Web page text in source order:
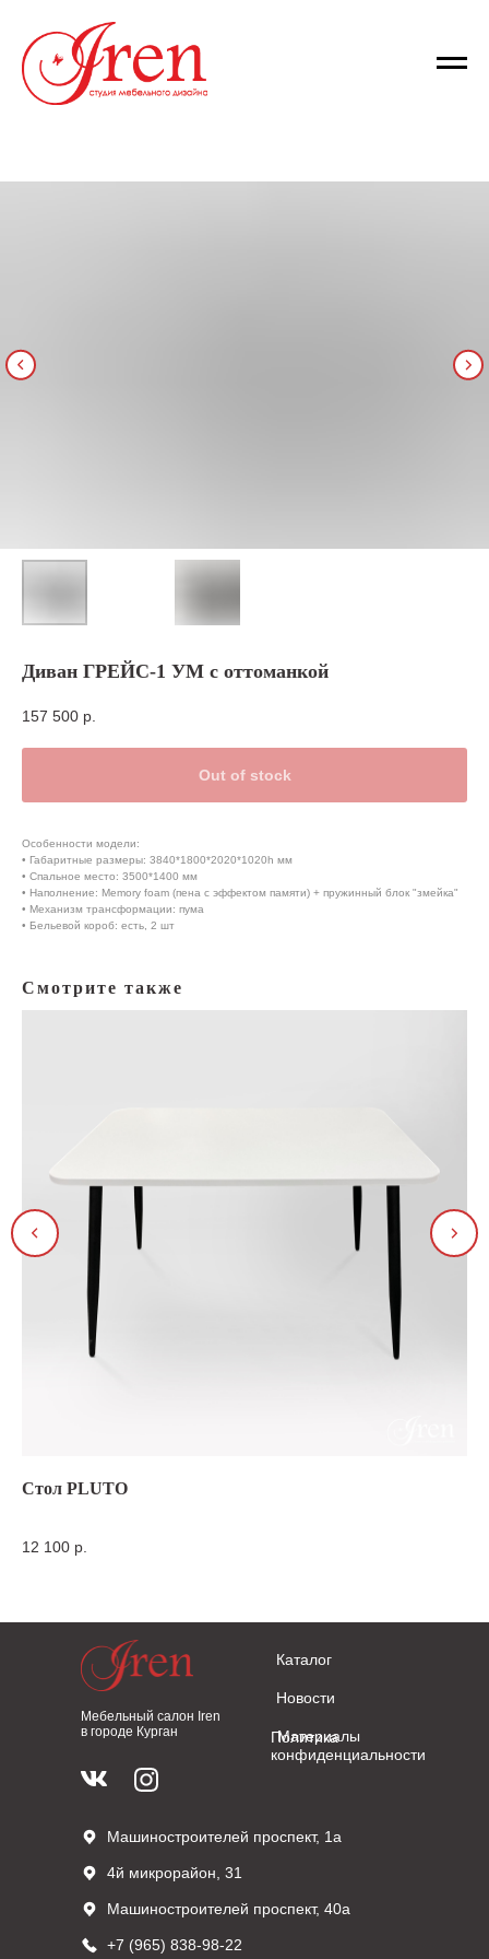
Диван ГРЕЙС-1 УМ с оттоманкой
157 500 р.
Out of stock
Особенности модели:
• Габаритные размеры: 3840*1800*2020*1020h мм
• Спальное место: 3500*1400 мм
• Наполнение: Memory foam (пена с эффектом памяти) + пружинный блок "змейка"
• Механизм трансформации: пума
• Бельевой короб: есть, 2 шт
Смотрите также
Стол PLUTO
12 100 р.
Машиностроителей проспект, 1а
4й микрорайон, 31
Машиностроителей проспект, 40а
+7 (965) 838-98-22
Каталог
Новости
Политика
конфиденциальности
Материалы
Мебельный салон Iren
в городе Курган